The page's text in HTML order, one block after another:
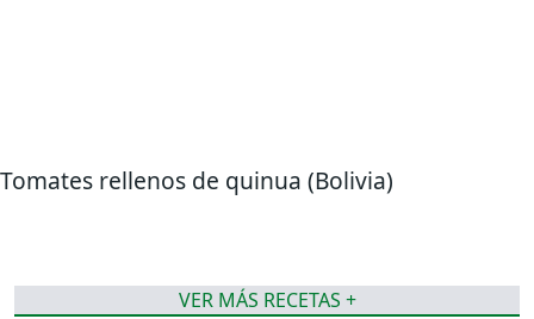
Tomates rellenos de quinua (Bolivia)
VER MÁS RECETAS +